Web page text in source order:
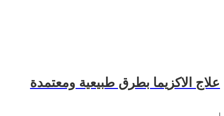
علاج الاكزيما بطرق طبيعية ومعتمدة